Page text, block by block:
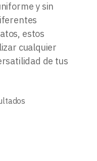
y sin
estos
cualquier
de tus